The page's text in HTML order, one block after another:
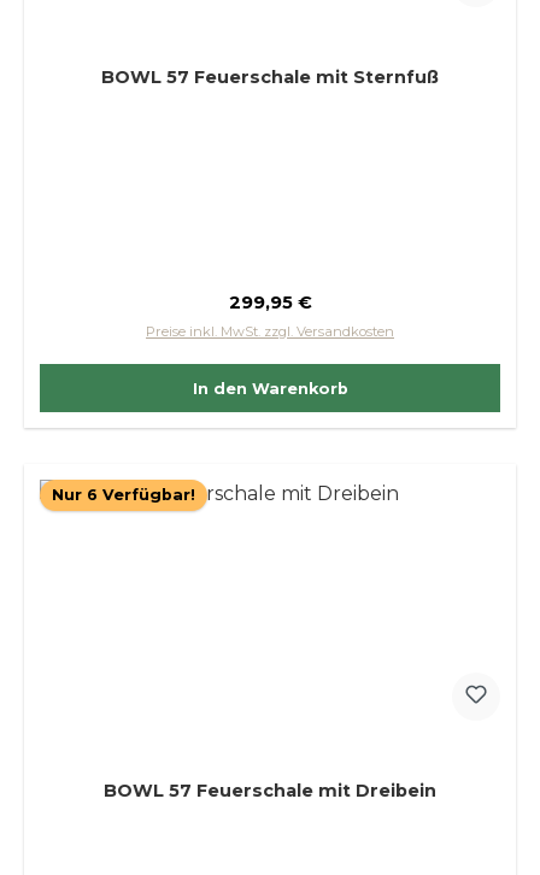
BOWL 57 Feuerschale mit Sternfuß
Regulärer Preis:
299,95 €
Preise inkl. MwSt. zzgl. Versandkosten
In den Warenkorb
Nur 6 Verfügbar!
BOWL 57 Feuerschale mit Dreibein